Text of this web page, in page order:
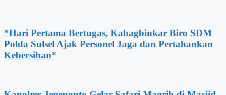
*Hari Pertama Bertugas, Kabagbinkar Biro SDM
Polda Sulsel Ajak Personel Jaga dan Pertahankan
Kebersihan*